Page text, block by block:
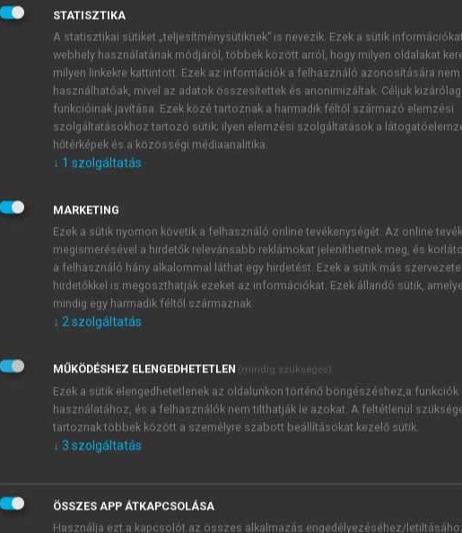
A regisztráció után a
SAJÁT FIÓKKAL
intézményi azonosítóval
ÚJ FIÓK
1 óra
JELSZÓ
Kérek értesítést a MeRSZ
Kérek értesítést az
STATISZTIKA
A statisztikai sütiket „teljesítménysütiknek” is nevezik. Ezek a sütik
webhely használatának módjáról, többek között arról, hogy milyen oldalakat
milyen linkekre kattintott. Ezek az információk a felhasználó azonosítására nem
használhatóak, mivel az adatok összesítettek és anonimizáltak. Céljuk
funkcióinak javítása. Ezek közé tartoznak a harmadik féltől származó elemzési
szolgáltatásokhoz tartozó sütik; ilyen elemzési szolgáltatások a
hőtérképek és a közösségi médiaanalitika.
↓ 1 szolgáltatás
MARKETING
Ezek a sütik nyomon követik a felhasználó online tevékenységét. Az online
megismerésével a hirdetők relevánsabb reklámokat jeleníthetnek meg, és
a felhasználó hány alkalommal láthat egy hirdetést. Ezek a sütik más
hirdetőkkel is megoszthatják ezeket az információkat. Ezek állandó sütik,
mindig egy harmadik féltől származnak.
↓ 2szolgáltatás
MŰKÖDÉSHEZ ELENGEDHETETLEN (mindig szükséges)
Ezek a sütik elengedhetetlenek az oldalunkon történő böngészéshez,a funkciók
használatához, és a felhasználók nem tilthatják le azokat. A feltétlenül
tartoznak többek között a személyre szabott beállításokat kezelő sütik.
↓ 3 szolgáltatás
ÖSSZES APP ÁTKAPCSOLÁSA
Használja ezt a kapcsolót az összes alkalmazás engedélyezéséhez/